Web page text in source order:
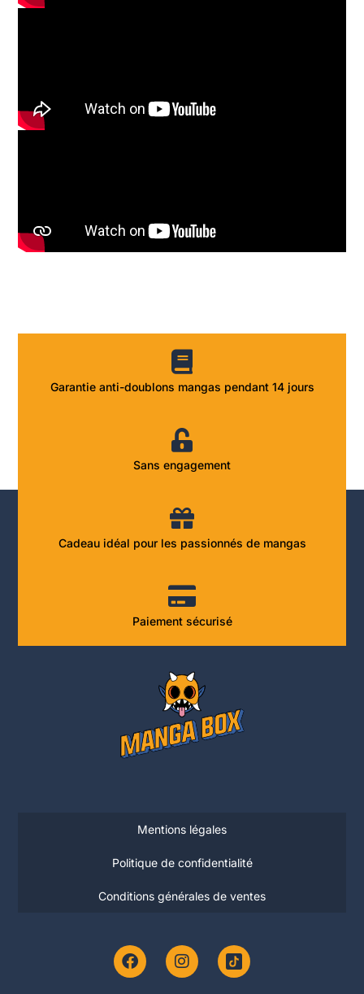
Garantie anti-doublons mangas pendant 14 jours
Sans engagement
Cadeau idéal pour les passionnés de mangas
Paiement sécurisé
Mentions légales
Politique de confidentialité
Conditions générales de ventes